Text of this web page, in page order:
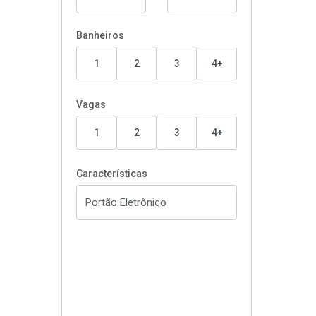
Banheiros
1 2 3 4+
Vagas
1 2 3 4+
Características